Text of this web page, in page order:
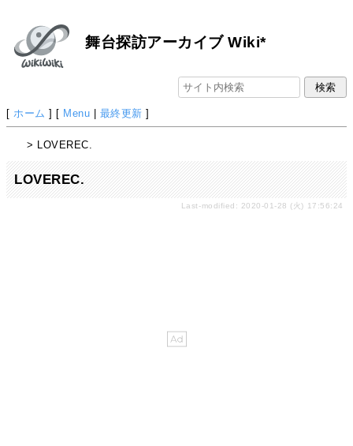
舞台探訪アーカイブ Wiki*
[ ホーム ] [ Menu | 最終更新 ]
> LOVEREC.
LOVEREC.
Last-modified: 2020-01-28 (火) 17:56:24